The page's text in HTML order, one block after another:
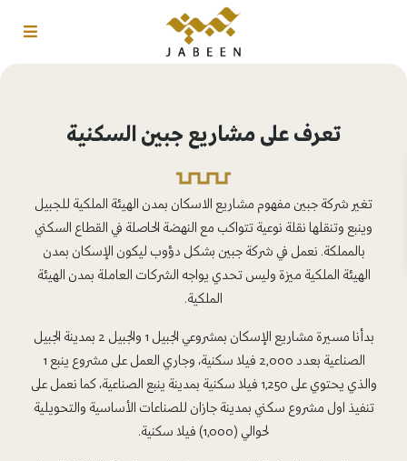
تعرف على مشاريع جبين السكنية
تغير شركة جبين مفهوم مشاريع الاسكان بمدن الهيئة الملكية للجبيل
وينبع وتنقلها نقلة نوعية تتواكب مع النهضة الحاصلة في القطاع السكني
بالمملكة. نعمل في شركة جبين بشكل دؤوب ليكون الإسكان بمدن
الهيئة الملكية ميزة وليس تحدي يواجه الشركات العاملة بمدن الهيئة
الملكية.
بدأنا مسيرة مشاريع الإسكان بمشروعي الجبيل 1 والجبيل 2 بمدينة الجبيل
الصناعية بعدد 2,000 فيلا
سكنية
، وجاري العمل على مشروع ينبع 1
والذي يحتوي على 1,250 فيلا سكنية بمدينة ينبع الصناعية، كما نعمل على
تنفيذ اول مشروع سكني بمدينة جازان للصناعات الأساسية والتحويلية
لحوالي (1,000) فيلا سكنية.